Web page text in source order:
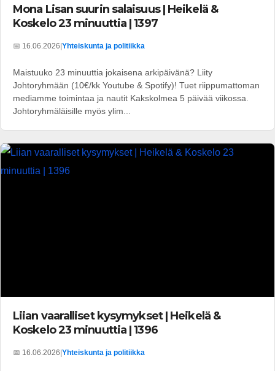
Mona Lisan suurin salaisuus | Heikelä &
Koskelo 23 minuuttia | 1397
📅 16.06.2026|Yhteiskunta ja politiikka
Maistuuko 23 minuuttia jokaisena arkipäivänä? Liity
Johtoryhmään (10€/kk Youtube & Spotify)! Tuet riippumattoman
mediamme toimintaa ja nautit Kakskolmea 5 päivää viikossa.
Johtoryhmäläisille myös ylim...
Liian vaaralliset kysymykset | Heikelä &
Koskelo 23 minuuttia | 1396
📅 16.06.2026 Yhteiskunta ja politiikka